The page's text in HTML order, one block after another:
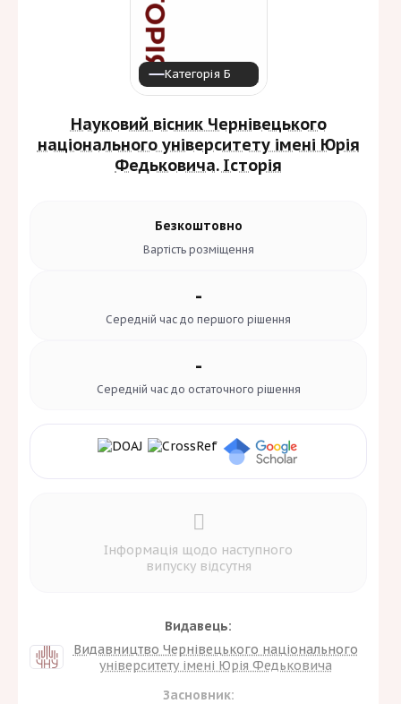
Категорія Б
Видавець:
Видавництво Чернівецького національного
університету імені Юрія Федьковича
Засновник:
Науковий вісник Чернівецького
національного університету імені Юрія
Федьковича. Історія
Безкоштовно
Вартість розміщення
-
Середній час до першого рішення
-
Середній час до остаточного рішення
Інформація щодо наступного
випуску відсутня